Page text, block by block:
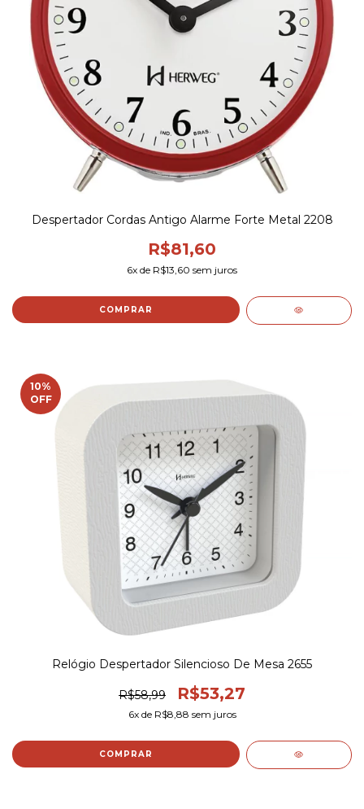
Despertador Cordas Antigo Alarme Forte Metal 2208
R$81,60
6x de R$13,60 sem juros
COMPRAR
10%
OFF
Relógio Despertador Silencioso De Mesa 2655
R$58,99 R$53,27
6x de R$8,88 sem juros
COMPRAR